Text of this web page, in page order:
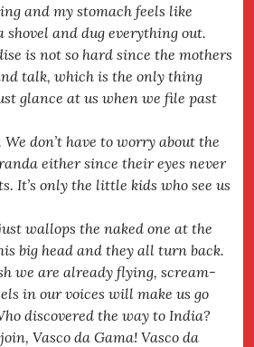
and my stomach feels like
shovel and dug everything out.
is not so hard since the mothers
talk, which is the only thing
glance at us when we file past
don’t have to worry about the
either since their eyes never
It’s only the little kids who see us
wallops the naked one at the
big head and they all turn back.
we are already flying, scream-
in our voices will make us go
discovered the way to India?
Vasco da Gama! Vasco da